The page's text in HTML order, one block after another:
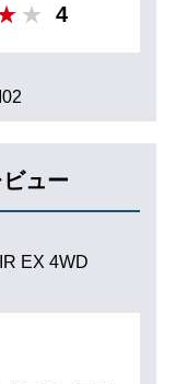
4
ュー
EX 4WD